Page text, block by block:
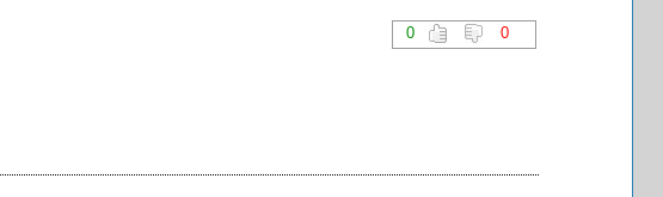
0 0